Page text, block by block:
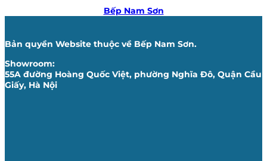
Bếp Nam Sơn
Bản quyền Website thuộc về Bếp Nam Sơn.
Showroom:
55A đường Hoàng Quốc Việt, phường Nghĩa Đô, Quận Cầu
Giấy, Hà Nội